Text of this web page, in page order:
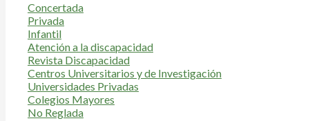
Concertada
Privada
Infantil
Atención a la discapacidad
Revista Discapacidad
Centros Universitarios y de Investigación
Universidades Privadas
Colegios Mayores
No Reglada